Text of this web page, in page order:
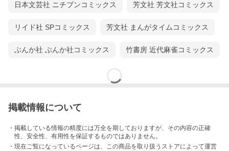
日本文芸社 ニチブンコミックス 芳文社 芳文社コミックス
リイド社 SPコミックス 芳文社 まんがタイムコミックス
ぶんか社 ぶんか社コミックス 竹書房 近代麻雀コミックス
掲載情報について
・掲載している情報の精度には万全を期しておりますが、その内容の正確
性、安全性、有用性を保証するものではありません。
・現在ご覧になっているページは、この商品を取り扱うストアによって運営